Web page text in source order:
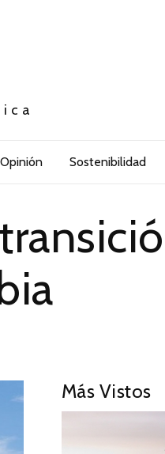
Opinión Sostenibilidad
Más Vistos